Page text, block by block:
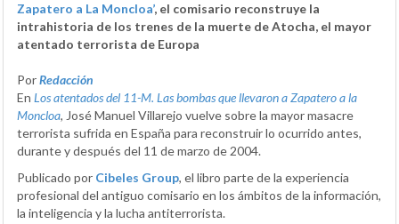
Zapatero a La Moncloa’, el comisario reconstruye la
intrahistoria de los trenes de la muerte de Atocha, el mayor
atentado terrorista de Europa
PorRedacción
En Los atentados del 11-M. Las bombas que llevaron a Zapatero a la
Moncloa, José Manuel Villarejo vuelve sobre la mayor masacre
terrorista sufrida en España para reconstruir lo ocurrido antes,
durante y después del 11 de marzo de 2004.
Publicado por Cibeles Group, el libro parte de la experiencia
profesional del antiguo comisario en los ámbitos de la información,
la inteligencia y la lucha antiterrorista.